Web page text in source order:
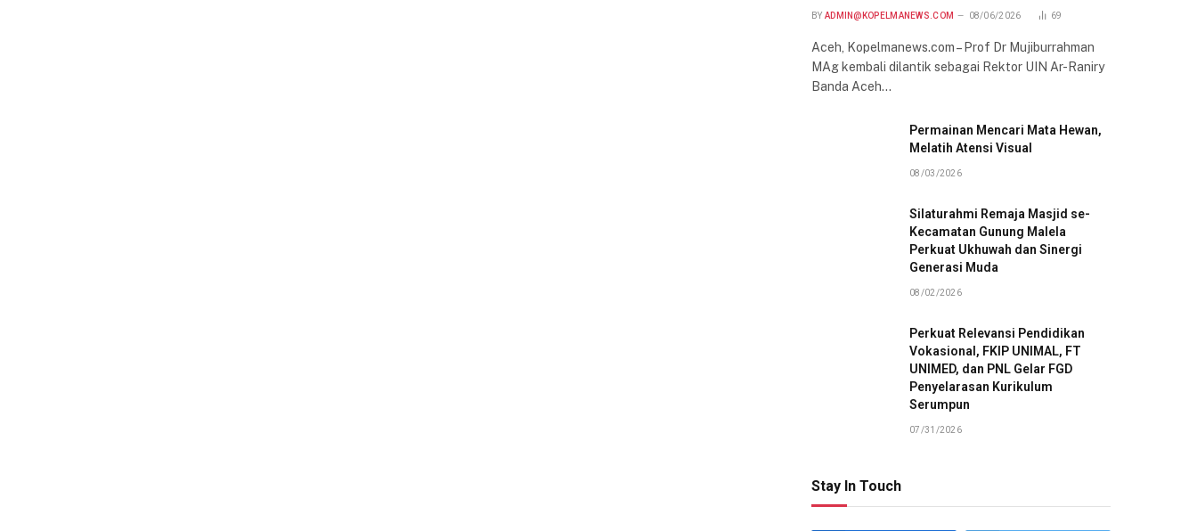
BY ADMIN@KOPELMANEWS.COM 08/06/2026 69
Aceh, Kopelmanews.com – Prof Dr Mujiburrahman
MAg kembali dilantik sebagai Rektor UIN Ar-Raniry
Banda Aceh…
Permainan Mencari Mata Hewan,
Melatih Atensi Visual
08/03/2026
Silaturahmi Remaja Masjid se-
Kecamatan Gunung Malela
Perkuat Ukhuwah dan Sinergi
Generasi Muda
08/02/2026
Perkuat Relevansi Pendidikan
Vokasional, FKIP UNIMAL, FT
UNIMED, dan PNL Gelar FGD
Penyelarasan Kurikulum
Serumpun
07/31/2026
Stay In Touch